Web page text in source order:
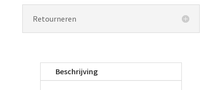
Retourneren
Beschrijving